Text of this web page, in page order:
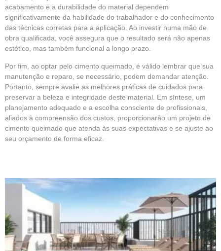
acabamento e a durabilidade do material dependem
significativamente da habilidade do trabalhador e do conhecimento
das técnicas corretas para a aplicação. Ao investir numa mão de
obra qualificada, você assegura que o resultado será não apenas
estético, mas também funcional a longo prazo.
Por fim, ao optar pelo cimento queimado, é válido lembrar que sua
manutenção e reparo, se necessário, podem demandar atenção.
Portanto, sempre avalie as melhores práticas de cuidados para
preservar a beleza e integridade deste material. Em síntese, um
planejamento adequado e a escolha consciente de profissionais,
aliados à compreensão dos custos, proporcionarão um projeto de
cimento queimado que atenda às suas expectativas e se ajuste ao
seu orçamento de forma eficaz.